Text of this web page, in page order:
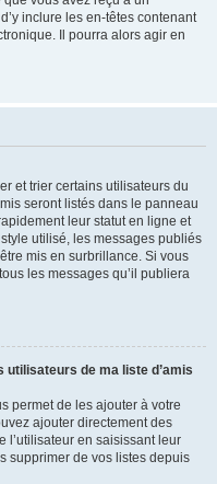
inclure les en-têtes contenant
Il pourra alors agir en
et trier certains utilisateurs du
seront listés dans le panneau
leur statut en ligne et
utilisé, les messages publiés
mis en surbrillance. Si vous
les messages qu’il publiera
de ma liste d’amis
permet de les ajouter à votre
ajouter directement des
l’utilisateur en saisissant leur
supprimer de vos listes depuis